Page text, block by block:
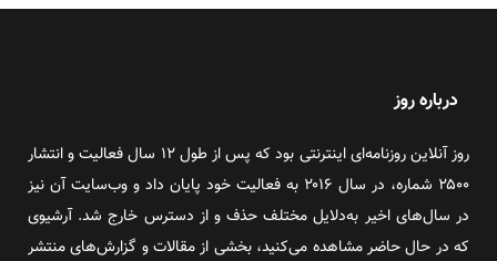
درباره روز
روز آنلاین روزنامه‌ای اینترنتی بود که پس از طول ۱۲ سال فعالیت و انتشار
۲۵۰۰ شماره، در سال ۲۰۱۶ به فعالیت خود پایان داد و وب‌سایت آن نیز
در سال‌های اخیر به‌دلایل مختلف حذف و از دسترس خارج شد. آرشیوی
که در حال حاضر مشاهده می‌کنید، بخشی از مقالات و گزارش‌های منتشر